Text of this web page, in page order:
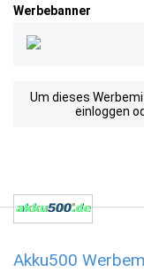
Werbebanner
Um dieses
einloggen
Akku500